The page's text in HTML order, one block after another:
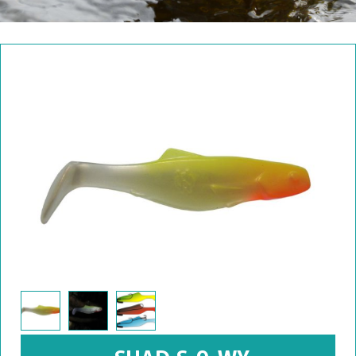
SHAD S-9-WY